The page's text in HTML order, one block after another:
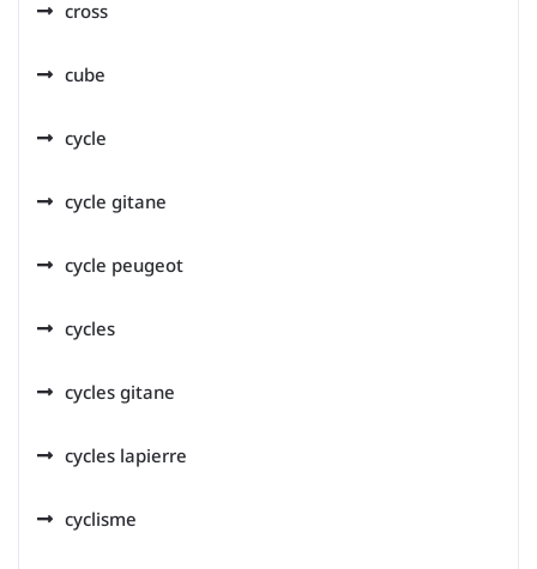
cross
cube
cycle
cycle gitane
cycle peugeot
cycles
cycles gitane
cycles lapierre
cyclisme